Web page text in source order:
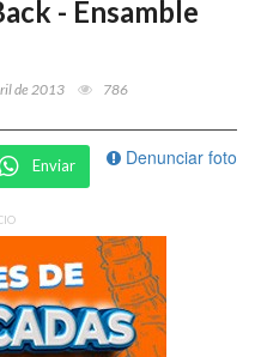
- Ensamble
de 2013 786
Denunciar foto
Enviar